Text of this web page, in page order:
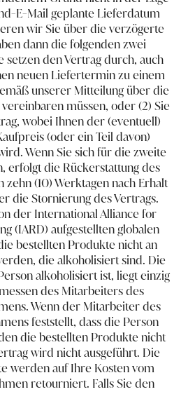
E-Mail geplante Lieferdatum
wir Sie über die verzögerte
dann die folgenden zwei
setzen den Vertrag durch, auch
neuen Liefertermin zu einem
unserer Mitteilung über die
müssen, oder (2) Sie
wobei Ihnen der (eventuell)
(oder ein Teil davon)
Wenn Sie sich für die zweite
erfolgt die Rückerstattung des
zehn (10) Werktagen nach Erhalt
die Stornierung des Vertrags.
der International Alliance for
(IARD) aufgestellten globalen
bestellten Produkte nicht an
die alkoholisiert sind. Die
alkoholisiert ist, liegt einzig
des Mitarbeiters des
Wenn der Mitarbeiter des
feststellt, dass die Person
die bestellten Produkte nicht
wird nicht ausgeführt. Die
werden auf Ihre Kosten vom
retourniert. Falls Sie den